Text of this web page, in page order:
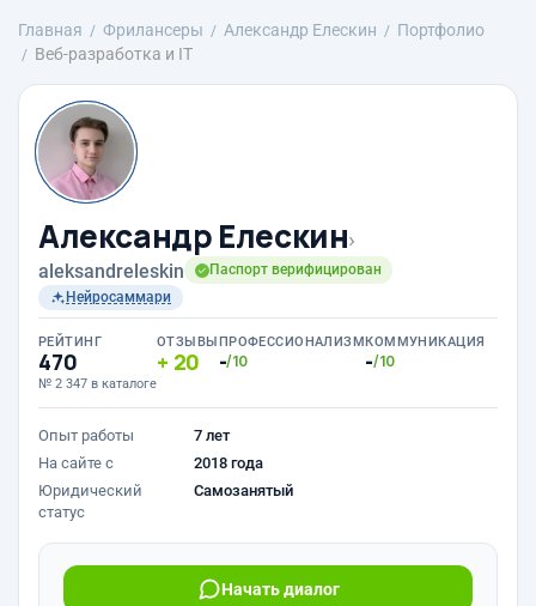
Главная Фрилансеры Александр Елескин
Портфолио
Веб-разработка и IT
Александр Елескин›
aleksandreleskin
Паспорт верифицирован
Нейросаммари
РЕЙТИНГ
470
№ 2 347 в каталоге
ОТЗЫВЫ
20
ПРОФЕССИОНАЛИЗМ
-/10
КОММУНИКАЦИЯ
-/10
Опыт работы
7 лет
На сайте с
2018 года
Юридический
статус
Самозанятый
Начать диалог